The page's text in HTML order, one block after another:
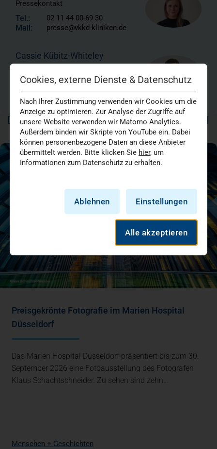
Pressekontakt
Tel.: 02 11 44 00-69 30
Mail: presse@vkkd-kliniken.de
Cassie Kübitz-Whiteley
Tel.: 01735232049
Mail: presse@vkkd-kliniken.de
DAS KÖNNTE SIE AUCH INTERESSIEREN
Preisgekrönte Fotografie im Marien Hospital
Düsseldorf
Das Marien Hospital Düsseldorf präsentiert bis zum 30.
September 2026 eine Fotoausstellung des Fotografen
Klaus Schachtschneider. Zu sehen sind zehn…
Menschen + Geschichten
Cookies, externe Dienste & Datenschutz
Nach Ihrer Zustimmung verwenden wir Cookies um die
Anzeige zu optimieren. Zur Analyse der Zugriffe auf
unsere Website verwenden wir Matomo Analytics.
Außerdem binden wir Skripte von YouTube ein. Dabei
können personenbezogene Daten an diese Anbieter
übermittelt werden. Bitte klicken Sie hier, um
Informationen zum Datenschutz zu erhalten.
Ablehnen Einstellungen
Alle akzeptieren